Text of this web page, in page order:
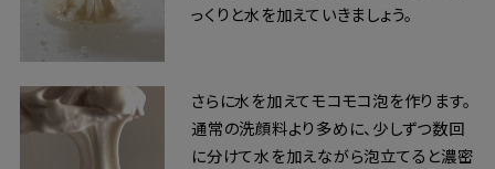
っくりと水を加えていきましょう。
さらに水を加えてモコモコ泡を作ります。
通常の洗顔料より多めに、少しずつ数回
に分けて水を加えながら泡立てると濃密